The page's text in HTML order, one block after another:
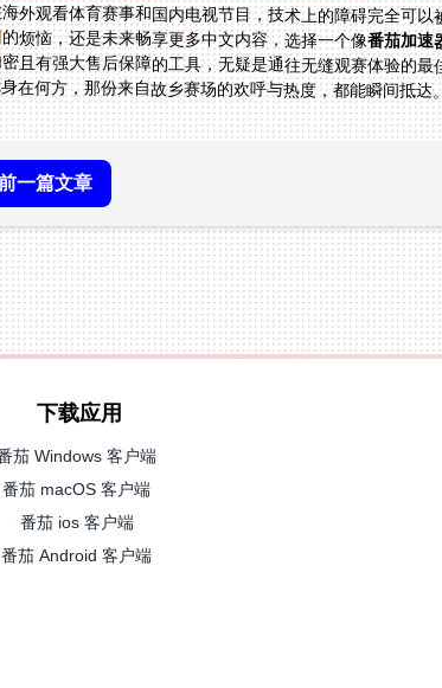
外观看体育赛事和国内电视节目，技术上的障碍完全可
的烦恼，还是未来畅享更多中文内容，选择一个像番茄加速
在何方，那份来自故乡赛场的欢呼与热度，都能瞬间抵达
一篇文章
下载应用
茄 Windows 客户端
番茄 macOS 客户端
番茄 ios 客户端
番茄 Android 客户端